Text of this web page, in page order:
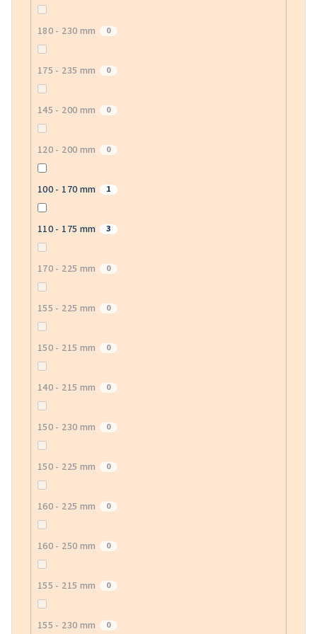
180 - 230 mm 0
175 - 235 mm 0
145 - 200 mm 0
120 - 200 mm 0
100 - 170 mm 1
110 - 175 mm 3
170 - 225 mm 0
155 - 225 mm 0
150 - 215 mm 0
140 - 215 mm 0
150 - 230 mm 0
150 - 225 mm 0
160 - 225 mm 0
160 - 250 mm 0
155 - 215 mm 0
155 - 230 mm 0